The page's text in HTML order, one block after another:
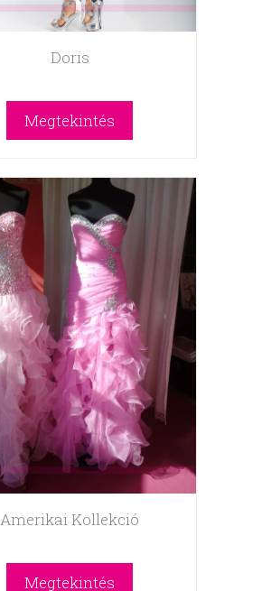
Doris
Megtekintés
Amerikai Kollekció
Megtekintés